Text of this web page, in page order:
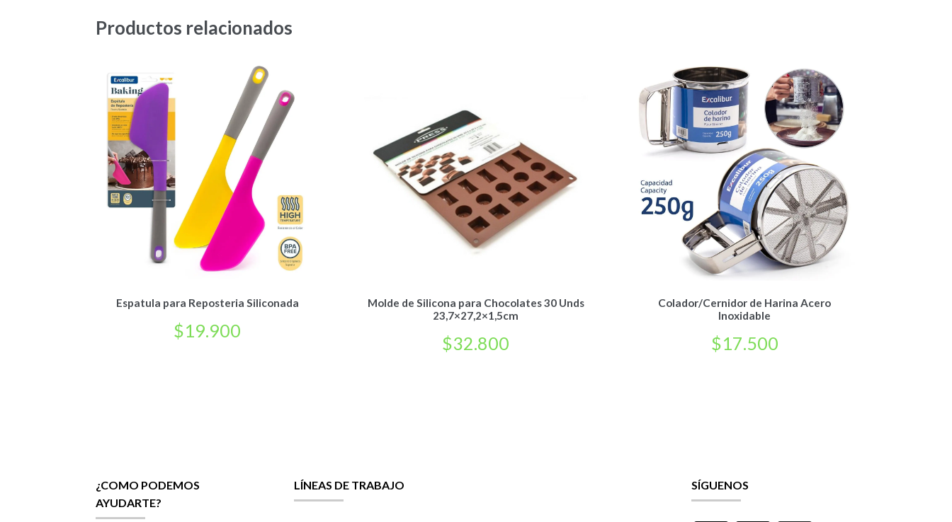
Productos relacionados
Espatula para Reposteria Siliconada
$19.900
Molde de Silicona para Chocolates 30 Unds
23,7×27,2×1,5cm
$32.800
Colador/Cernidor de Harina Acero
Inoxidable
$17.500
¿COMO PODEMOS
AYUDARTE?
LÍNEAS DE TRABAJO SÍGUENOS